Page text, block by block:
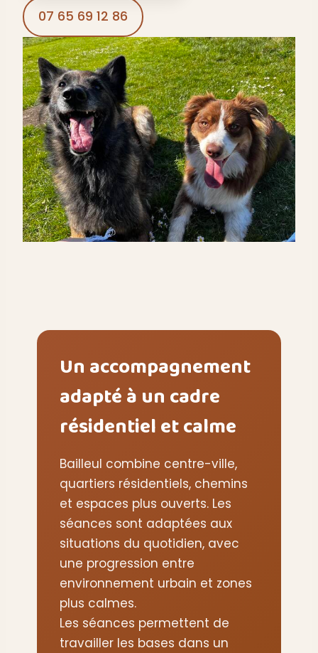
07 65 69 12 86
Un accompagnement
adapté à un cadre
résidentiel et calme
Bailleul combine centre-ville,
quartiers résidentiels, chemins
et espaces plus ouverts. Les
séances sont adaptées aux
situations du quotidien, avec
une progression entre
environnement urbain et zones
plus calmes.
Les séances permettent de
travailler les bases dans un